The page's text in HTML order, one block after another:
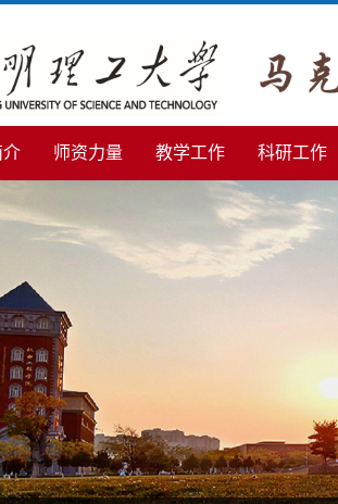
介 师资力量 教学工作 科研工作